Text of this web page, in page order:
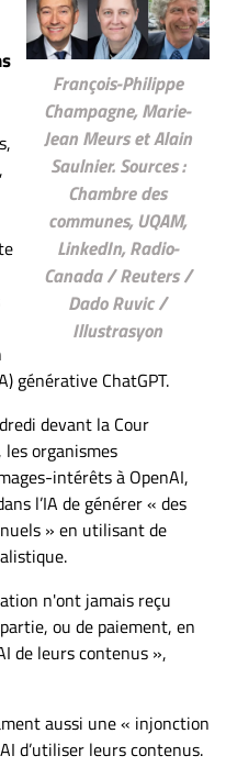
François-Philippe
Champagne, Marie-
Jean Meurs et Alain
Saulnier. Sources :
Chambre des
communes, UQAM,
LinkedIn, Radio-
Canada / Reuters /
Dado Ruvic /
Illustrasyon
générative ChatGPT.
devant la Cour
organismes
intérêts à OpenAI,
l’IA de générer « des
» en utilisant de
n'ont jamais reçu
ou de paiement, en
de leurs contenus »,
aussi une « injonction
d’utiliser leurs contenus.